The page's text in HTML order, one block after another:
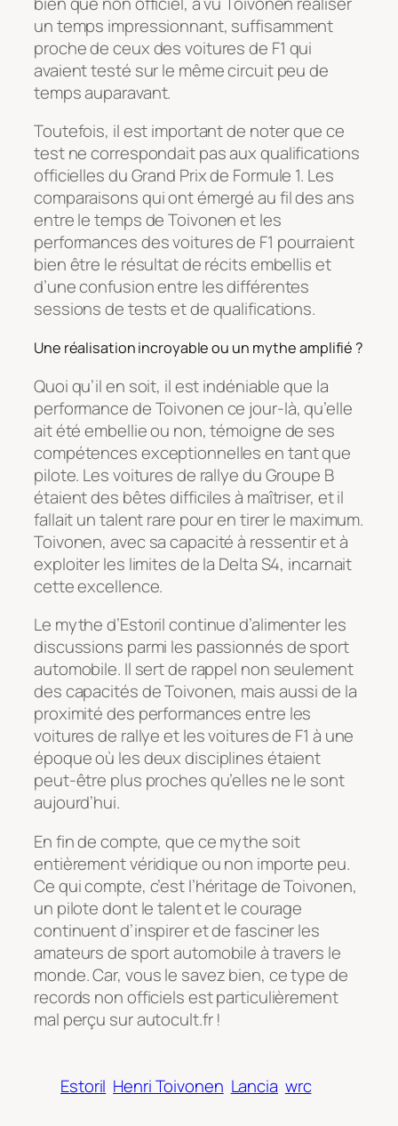
un temps impressionnant, suffisamment
proche de ceux des voitures de F1 qui
avaient testé sur le même circuit peu de
temps auparavant.
Toutefois, il est important de noter que ce
test ne correspondait pas aux qualifications
officielles du Grand Prix de Formule 1. Les
comparaisons qui ont émergé au fil des ans
entre le temps de Toivonen et les
performances des voitures de F1 pourraient
bien être le résultat de récits embellis et
d’une confusion entre les différentes
sessions de tests et de qualifications.
Une réalisation incroyable ou un mythe amplifié ?
Quoi qu’il en soit, il est indéniable que la
performance de Toivonen ce jour-là, qu’elle
ait été embellie ou non, témoigne de ses
compétences exceptionnelles en tant que
pilote. Les voitures de rallye du Groupe B
étaient des bêtes difficiles à maîtriser, et il
fallait un talent rare pour en tirer le maximum.
Toivonen, avec sa capacité à ressentir et à
exploiter les limites de la Delta S4, incarnait
cette excellence.
Le mythe d’Estoril continue d’alimenter les
discussions parmi les passionnés de sport
automobile. Il sert de rappel non seulement
des capacités de Toivonen, mais aussi de la
proximité des performances entre les
voitures de rallye et les voitures de F1 à une
époque où les deux disciplines étaient
peut-être plus proches qu’elles ne le sont
aujourd’hui.
En fin de compte, que ce mythe soit
entièrement véridique ou non importe peu.
Ce qui compte, c’est l’héritage de Toivonen,
un pilote dont le talent et le courage
continuent d’inspirer et de fasciner les
amateurs de sport automobile à travers le
monde. Car, vous le savez bien, ce type de
records non officiels est particulièrement
mal perçu sur autocult.fr !
Estoril Henri Toivonen Lancia wrc